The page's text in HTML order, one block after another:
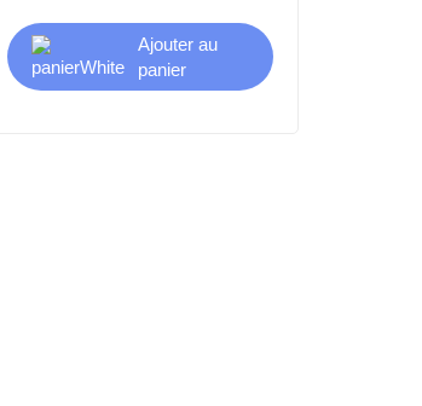
Ajouter au
panier